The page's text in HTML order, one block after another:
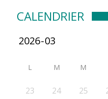
CALENDRIER
L M M
23 24 25